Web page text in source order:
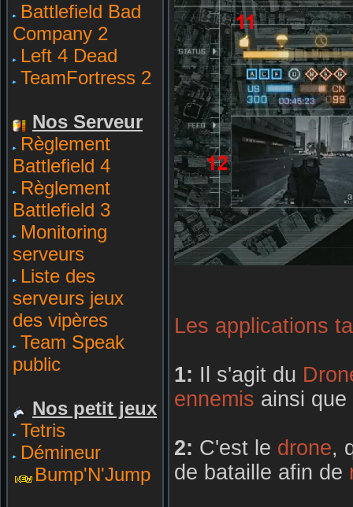
Battlefield Bad
Company 2
Left 4 Dead
TeamFortress 2
Nos Serveur
Règlement
Battlefield 4
Règlement
Battlefield 3
Monitoring
serveurs
Liste des
serveurs jeux
des vipères
Team Speak
public
Nos petit jeux
Tetris
Démineur
Bump'N'Jump
Les applications
1: Il s'agit du
ennemis ainsi
2: C'est le drone,
de bataille afin de